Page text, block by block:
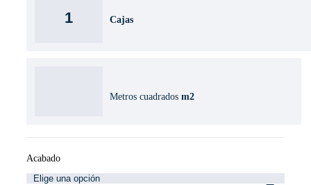
Cajas
Metros cuadrados m2
Acabado